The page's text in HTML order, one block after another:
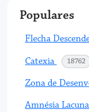
Populares
Flecha
Catexia 18762
Zona de
Amnésia